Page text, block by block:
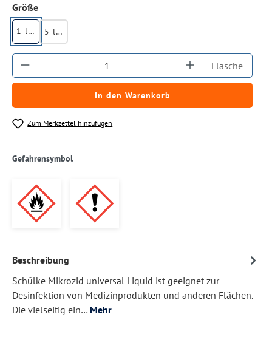
Größeauswählen
1 ltr. 5 ltr.
Produkt Anzahl: Gib den gewünschten
Flasche
In den Warenkorb
Zum Merkzettel hinzufügen
Gefahrensymbol
Beschreibung
Schülke Mikrozid universal Liquid ist geeignet zur
Desinfektion von Medizinprodukten und anderen Flächen.
Die vielseitig ein… Mehr